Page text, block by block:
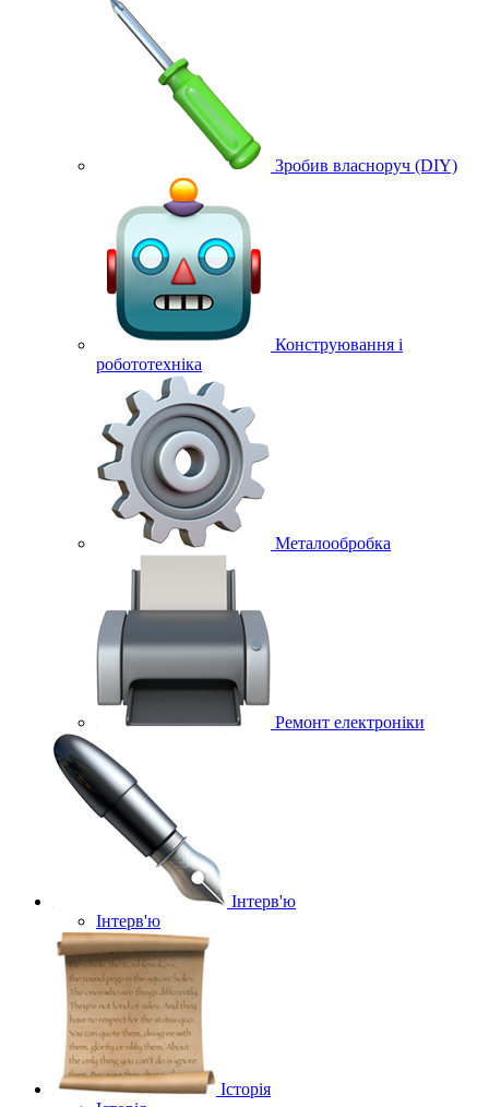
Зробив власноруч (DIY)
Конструювання і
робототехніка
Металообробка
Ремонт електроніки
Інтерв'ю
Інтерв'ю
Історія